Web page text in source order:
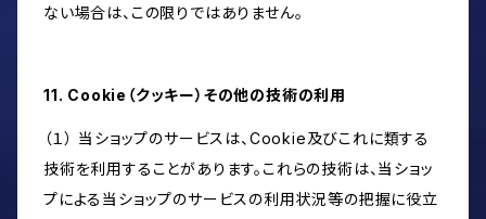
ない場合は、この限りではありません。
11. Cookie（クッキー）その他の技術の利用
（１） 当ショップのサービスは、Cookie及びこれに類する
技術を利用することがあります。これらの技術は、当ショッ
プによる当ショップのサービスの利用状況等の把握に役立